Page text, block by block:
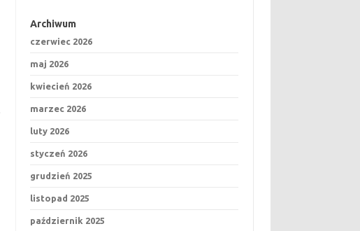
Archiwum
czerwiec 2026
maj 2026
kwiecień 2026
marzec 2026
luty 2026
styczeń 2026
grudzień 2025
listopad 2025
październik 2025